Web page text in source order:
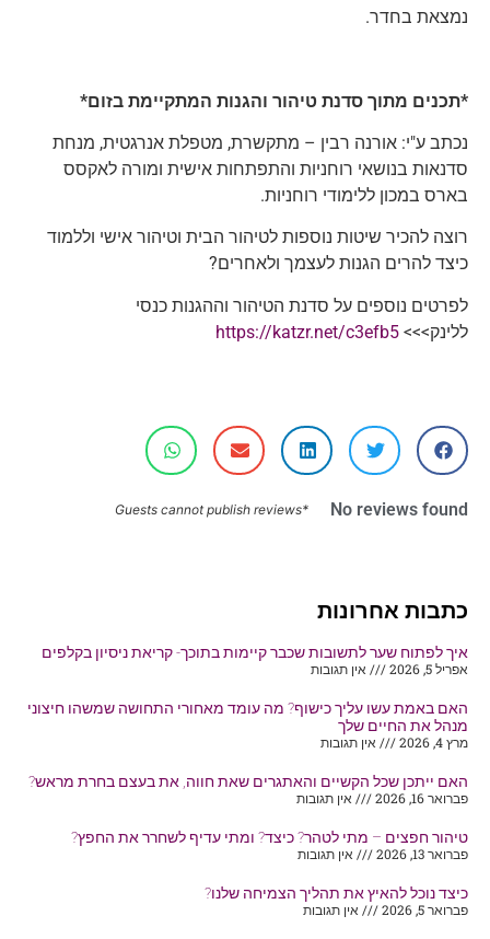
כתבות אחרונות
איך לפתוח שער לתשובות שכבר קיימות בתוכך- קריאת ניסיון בקלפים
אפריל 5, 2026
אין תגובות
האם באמת עשו עליך כישוף? מה עומד מאחורי התחושה שמשהו חיצוני
מנהל את החיים שלך
מרץ 4, 2026
אין תגובות
האם ייתכן שכל הקשיים והאתגרים שאת חווה, את בעצם בחרת מראש?
פברואר 16, 2026
אין תגובות
טיהור חפצים – מתי לטהר? כיצד? ומתי עדיף לשחרר את החפץ?
פברואר 13, 2026
אין תגובות
כיצד נוכל להאיץ את תהליך הצמיחה שלנו?
פברואר 5, 2026
אין תגובות
נמצאת בחדר.
*תכנים מתוך סדנת טיהור והגנות המתקיימת בזום*
נכתב ע"י: אורנה רבין – מתקשרת, מטפלת אנרגטית, מנחת
סדנאות בנושאי רוחניות והתפתחות אישית ומורה לאקסס
בארס במכון ללימודי רוחניות.
רוצה להכיר שיטות נוספות לטיהור הבית וטיהור אישי וללמוד
כיצד להרים הגנות לעצמך ולאחרים?
לפרטים נוספים על סדנת הטיהור וההגנות כנסי
ללינק>>> https://katzr.net/c3efb5
No reviews found
*Guests cannot publish reviews